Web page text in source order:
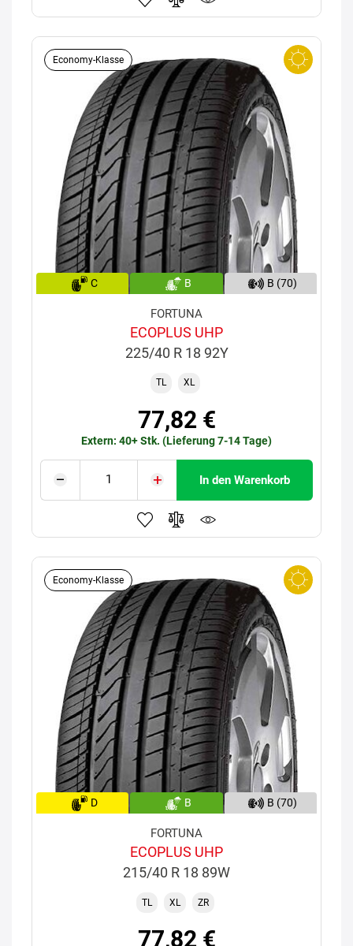
Economy-Klasse
C B B (70)
FORTUNA
ECOPLUS UHP
225/40 R 18 92Y
TL XL
77,82 €
Extern: 40+ Stk. (Lieferung 7-14 Tage)
In den Warenkorb
Economy-Klasse
D B B (70)
FORTUNA
ECOPLUS UHP
215/40 R 18 89W
TL XL ZR
77,82 €